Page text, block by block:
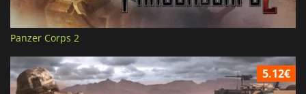
Panzer Corps 2
5.12€